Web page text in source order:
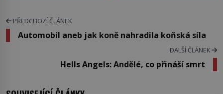
PŘEDCHOZÍ ČLÁNEK
Automobil aneb jak koně nahradila koňská síla
DALŠÍ ČLÁNEK
Hells Angels: Andělé, co přináší smrt